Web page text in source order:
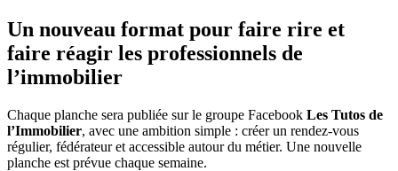
Un nouveau format pour faire rire et
faire réagir les professionnels de
l’immobilier
Chaque planche sera publiée sur le groupe Facebook Les Tutos de
l’Immobilier, avec une ambition simple : créer un rendez-vous
régulier, fédérateur et accessible autour du métier. Une nouvelle
planche est prévue chaque semaine.